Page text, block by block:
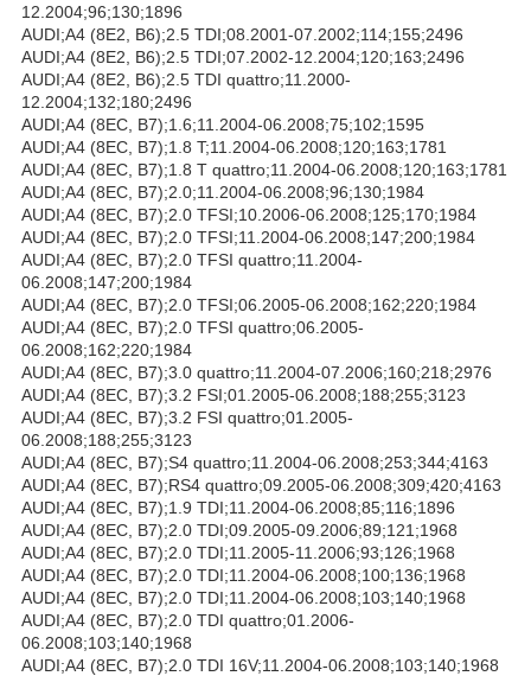
12.2004;96;130;1896
AUDI;A4 (8E2, B6);2.5 TDI;08.2001-07.2002;114;155;2496
AUDI;A4 (8E2, B6);2.5 TDI;07.2002-12.2004;120;163;2496
AUDI;A4 (8E2, B6);2.5 TDI quattro;11.2000-
12.2004;132;180;2496
AUDI;A4 (8EC, B7);1.6;11.2004-06.2008;75;102;1595
AUDI;A4 (8EC, B7);1.8 T;11.2004-06.2008;120;163;1781
AUDI;A4 (8EC, B7);1.8 T quattro;11.2004-06.2008;120;163;1781
AUDI;A4 (8EC, B7);2.0;11.2004-06.2008;96;130;1984
AUDI;A4 (8EC, B7);2.0 TFSI;10.2006-06.2008;125;170;1984
AUDI;A4 (8EC, B7);2.0 TFSI;11.2004-06.2008;147;200;1984
AUDI;A4 (8EC, B7);2.0 TFSI quattro;11.2004-
06.2008;147;200;1984
AUDI;A4 (8EC, B7);2.0 TFSI;06.2005-06.2008;162;220;1984
AUDI;A4 (8EC, B7);2.0 TFSI quattro;06.2005-
06.2008;162;220;1984
AUDI;A4 (8EC, B7);3.0 quattro;11.2004-07.2006;160;218;2976
AUDI;A4 (8EC, B7);3.2 FSI;01.2005-06.2008;188;255;3123
AUDI;A4 (8EC, B7);3.2 FSI quattro;01.2005-
06.2008;188;255;3123
AUDI;A4 (8EC, B7);S4 quattro;11.2004-06.2008;253;344;4163
AUDI;A4 (8EC, B7);RS4 quattro;09.2005-06.2008;309;420;4163
AUDI;A4 (8EC, B7);1.9 TDI;11.2004-06.2008;85;116;1896
AUDI;A4 (8EC, B7);2.0 TDI;09.2005-09.2006;89;121;1968
AUDI;A4 (8EC, B7);2.0 TDI;11.2005-11.2006;93;126;1968
AUDI;A4 (8EC, B7);2.0 TDI;11.2004-06.2008;100;136;1968
AUDI;A4 (8EC, B7);2.0 TDI;11.2004-06.2008;103;140;1968
AUDI;A4 (8EC, B7);2.0 TDI quattro;01.2006-
06.2008;103;140;1968
AUDI;A4 (8EC, B7);2.0 TDI 16V;11.2004-06.2008;103;140;1968